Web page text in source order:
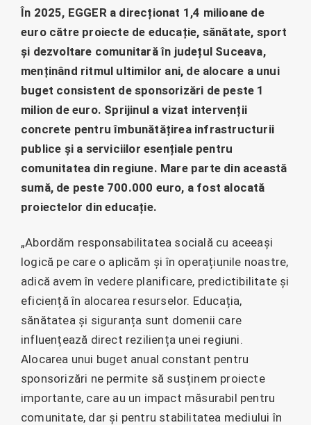
În 2025, EGGER a direcționat 1,4 milioane de
euro către proiecte de educație, sănătate, sport
și dezvoltare comunitară în județul Suceava,
menținând ritmul ultimilor ani, de alocare a unui
buget consistent de sponsorizări de peste 1
milion de euro. Sprijinul a vizat intervenții
concrete pentru îmbunătățirea infrastructurii
publice și a serviciilor esențiale pentru
comunitatea din regiune. Mare parte din această
sumă, de peste 700.000 euro, a fost alocată
proiectelor din educație.
„Abordăm responsabilitatea socială cu aceeași
logică pe care o aplicăm și în operațiunile noastre,
adică avem în vedere planificare, predictibilitate și
eficiență în alocarea resurselor. Educația,
sănătatea și siguranța sunt domenii care
influențează direct reziliența unei regiuni.
Alocarea unui buget anual constant pentru
sponsorizări ne permite să susținem proiecte
importante, care au un impact măsurabil pentru
comunitate, dar și pentru stabilitatea mediului în